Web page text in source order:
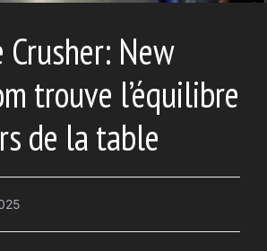
New
trouve l’équilibre
de la table